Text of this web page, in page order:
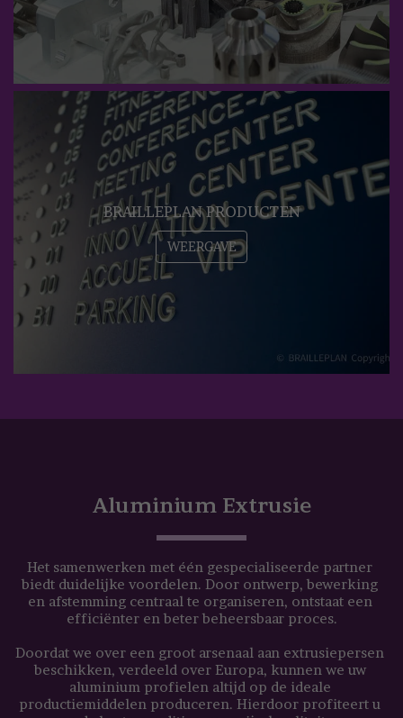
BRAILLEPLAN PRODUCTEN
WEERGAVE
Aluminium Extrusie
Het samenwerken met één gespecialiseerde partner
biedt duidelijke voordelen. Door ontwerp, bewerking
en afstemming centraal te organiseren, ontstaat een
efficiënter en beter beheersbaar proces.
Doordat we over een groot arsenaal aan extrusiepersen
beschikken, verdeeld over Europa, kunnen we uw
aluminium profielen altijd op de ideale
productiemiddelen produceren. Hierdoor profiteert u